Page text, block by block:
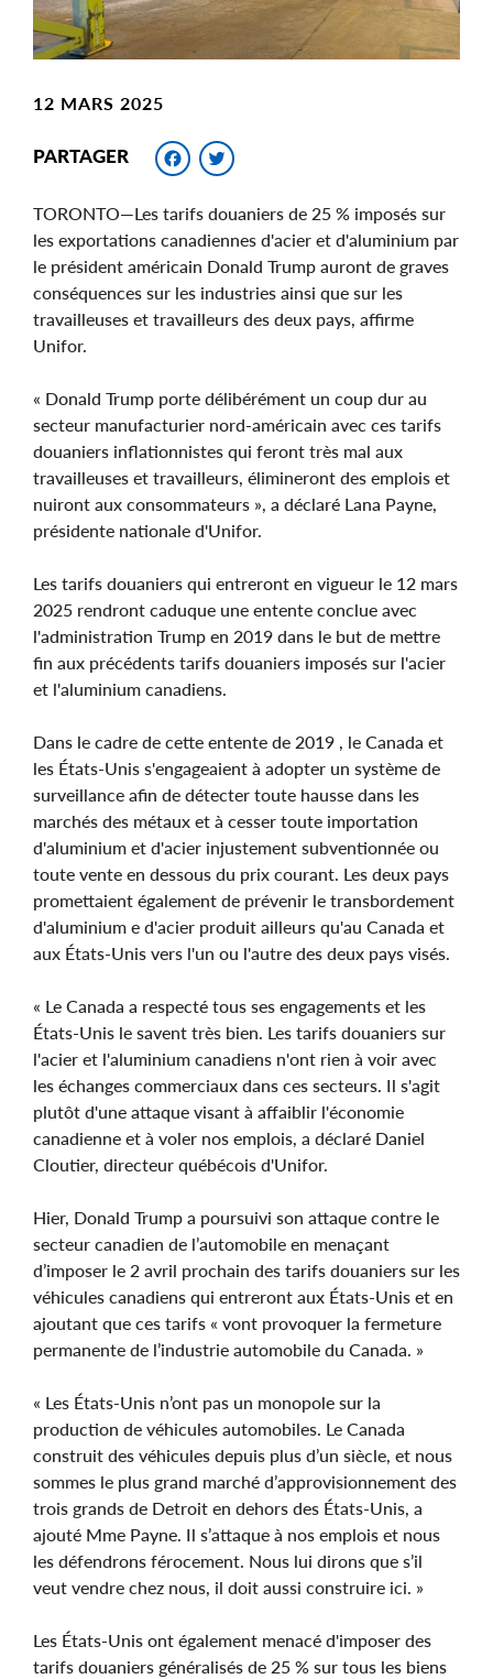
12 MARS 2025
PARTAGER Facebook
TORONTO—Les tarifs douaniers de 25 % imposés sur
les exportations canadiennes d'acier et d'aluminium par
le président américain Donald Trump auront de graves
conséquences sur les industries ainsi que sur les
travailleuses et travailleurs des deux pays, affirme
Unifor.
« Donald Trump porte délibérément un coup dur au
secteur manufacturier nord-américain avec ces tarifs
douaniers inflationnistes qui feront très mal aux
travailleuses et travailleurs, élimineront des emplois et
nuiront aux consommateurs », a déclaré Lana Payne,
présidente nationale d'Unifor.
Les tarifs douaniers qui entreront en vigueur le 12 mars
2025 rendront caduque une entente conclue avec
l'administration Trump en 2019 dans le but de mettre
fin aux précédents tarifs douaniers imposés sur l'acier
et l'aluminium canadiens.
Dans le cadre de cette entente de 2019 , le Canada et
les États-Unis s'engageaient à adopter un système de
surveillance afin de détecter toute hausse dans les
marchés des métaux et à cesser toute importation
d'aluminium et d'acier injustement subventionnée ou
toute vente en dessous du prix courant. Les deux pays
promettaient également de prévenir le transbordement
d'aluminium e d'acier produit ailleurs qu'au Canada et
aux États-Unis vers l'un ou l'autre des deux pays visés.
« Le Canada a respecté tous ses engagements et les
États-Unis le savent très bien. Les tarifs douaniers sur
l'acier et l'aluminium canadiens n'ont rien à voir avec
les échanges commerciaux dans ces secteurs. Il s'agit
plutôt d'une attaque visant à affaiblir l'économie
canadienne et à voler nos emplois, a déclaré Daniel
Cloutier, directeur québécois d'Unifor.
Hier, Donald Trump a poursuivi son attaque contre le
secteur canadien de l’automobile en menaçant
d’imposer le 2 avril prochain des tarifs douaniers sur les
véhicules canadiens qui entreront aux États-Unis et en
ajoutant que ces tarifs « vont provoquer la fermeture
permanente de l’industrie automobile du Canada. »
« Les États-Unis n’ont pas un monopole sur la
production de véhicules automobiles. Le Canada
construit des véhicules depuis plus d’un siècle, et nous
sommes le plus grand marché d’approvisionnement des
trois grands de Detroit en dehors des États-Unis, a
ajouté Mme Payne. Il s’attaque à nos emplois et nous
les défendrons férocement. Nous lui dirons que s’il
veut vendre chez nous, il doit aussi construire ici. »
Les États-Unis ont également menacé d'imposer des
tarifs douaniers généralisés de 25 % sur tous les biens